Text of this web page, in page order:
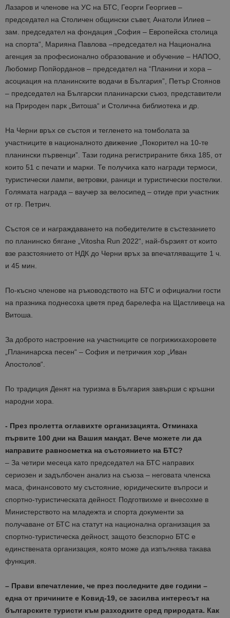
Лазаров и членове на УС на БТС, Георги Георгиев –
председател на Столичен общински съвет, Анатоли Илиев –
зам. председател на фондация „София – Европейска столица
на спорта“, Марияна Павлова –председател на Национална
агенция за професионално образование и обучение – НАПОО,
Любомир Попйорданов – председател на “Планини и хора –
асоциация на планинските водачи в България”, Петър Стоянов
– председател на Български планинарски съюз, представители
на Природен парк „Витоша“ и Столична библиотека и др.
На Черни връх се състоя и тегленето на томболата за
участниците в националното движение „Покорител на 10-те
планински първенци”. Тази година регистрираните бяха 185, от
които 51 с печати и марки. Те получиха като награди термоси,
туристически лампи, ветровки, раници и туристически постелки.
Голямата награда – ваучер за велосипед – отиде при участник
от гр. Петрич.
Състоя се и награждаването на победителите в състезанието
по планинско бягане „Vitosha Run 2022“, най-бързият от които
взе разстоянието от НДК до Черни връх за впечатляващите 1 ч.
и 45 мин.
По-късно членове на ръководството на БТС и официални гости
на празника поднесоха цветя пред барелефа на Щастливеца на
Витоша.
За доброто настроение на участниците се погрижихахоровете
„Планинарска песен“ – София и петричкия хор „Иван
Апостолов“.
По традиция Денят на туризма в България завърши с кръшни
народни хора.
​- През пролетта оглавихте организацията. Отминаха
първите 100 дни на Вашия мандат. Вече можете ли да
направите равносметка на състоянието на БТС?
– За четири месеца като председател на БТС направих
сериозен и задълбочен анализ на съюза – неговата членска
маса, финансовото му състояние, юридическите въпроси и
спортно-туристическата дейност. Подготвихме и внесохме в
Министерството на младежта и спорта документи за
получаване от БТС на статут на национална организация за
спортно-туристическа дейност, защото безспорно БТС е
единствената организация, която може да изпълнява такава
функция.
– Прави впечатление, че през последните две години –
една от причините е Ковид-19, се засилва интересът на
българските туристи към разходките сред природата. Как